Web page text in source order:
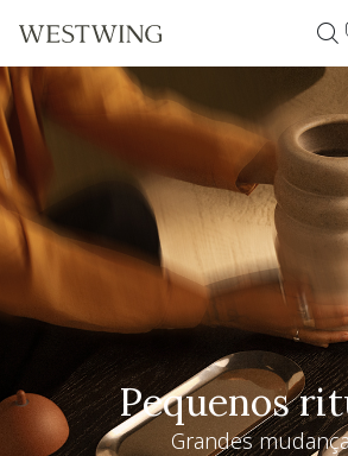
Pequenos
Grandes